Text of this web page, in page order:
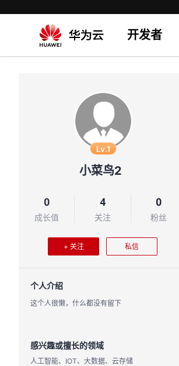
开发者
Lv.1
小菜鸟2
0
成长值
4
关注
0
粉丝
+ 关注 私信
个人介绍
这个人很懒，什么都没有留下
感兴趣或擅长的领域
人工智能、IOT、大数据、云存储